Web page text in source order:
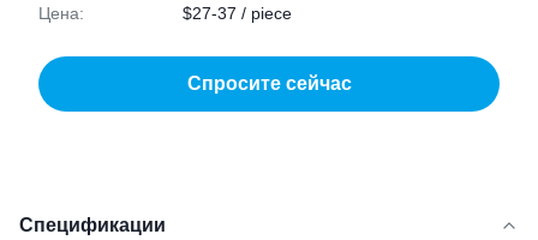
Цена: $27-37 / piece
Спросите сейчас
Спецификации